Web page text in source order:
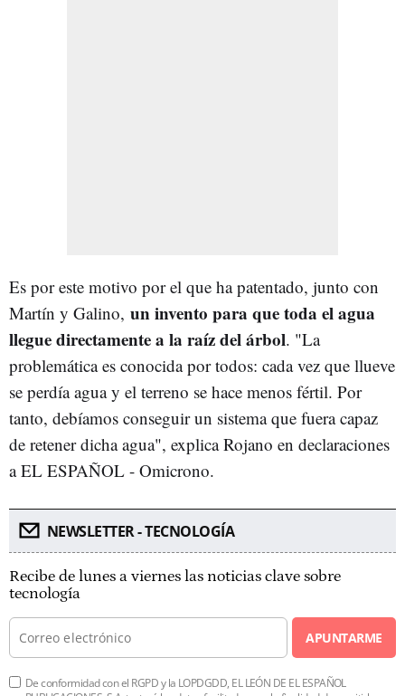
Es por este motivo por el que ha patentado, junto con
Martín y Galino, un invento para que toda el agua
llegue directamente a la raíz del árbol. "La
problemática es conocida por todos: cada vez que llueve
se perdía agua y el terreno se hace menos fértil. Por
tanto, debíamos conseguir un sistema que fuera capaz
de retener dicha agua", explica Rojano en declaraciones
a EL ESPAÑOL - Omicrono.
NEWSLETTER - TECNOLOGÍA
Recibe de lunes a viernes las noticias clave sobre
tecnología
APUNTARME
De conformidad con el RGPD y la LOPDGDD, EL LEÓN DE EL ESPAÑOL